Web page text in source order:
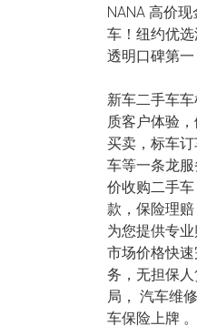
NANA 高价
车！纽约优
透明口碑第一
新车二手车
质客户体验
买卖，标车
车等一条龙
价收购二手
款，保险理
为您提供专
市场价格快
务，无担保
局， 汽车维
车保险上牌 。